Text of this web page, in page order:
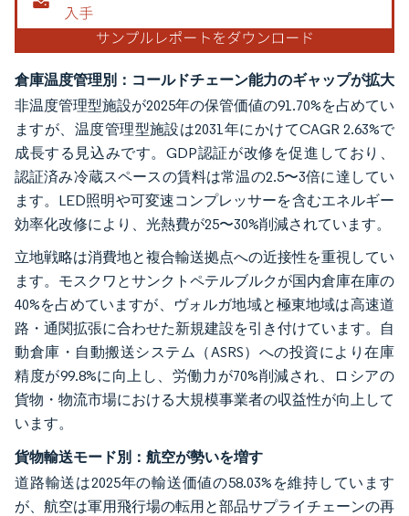
倉庫温度管理別：コールドチェーン能力のギャップが拡大
非温度管理型施設が2025年の保管価値の91.70%を占めてい
ますが、温度管理型施設は2031年にかけてCAGR 2.63%で
成長する見込みです。GDP認証が改修を促進しており、
認証済み冷蔵スペースの賃料は常温の2.5〜3倍に達してい
ます。LED照明や可変速コンプレッサーを含むエネルギー
効率化改修により、光熱費が25〜30%削減されています。
立地戦略は消費地と複合輸送拠点への近接性を重視してい
ます。モスクワとサンクトペテルブルクが国内倉庫在庫の
40%を占めていますが、ヴォルガ地域と極東地域は高速道
路・通関拡張に合わせた新規建設を引き付けています。自
動倉庫・自動搬送システム（ASRS）への投資により在庫
精度が99.8%に向上し、労働力が70%削減され、ロシアの
貨物・物流市場における大規模事業者の収益性が向上して
います。
貨物輸送モード別：航空が勢いを増す
道路輸送は2025年の輸送価値の58.03%を維持しています
が、航空は軍用飛行場の転用と部品サプライチェーンの再